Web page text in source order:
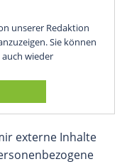
unserer Redaktion
Sie können
wieder
externe Inhalte